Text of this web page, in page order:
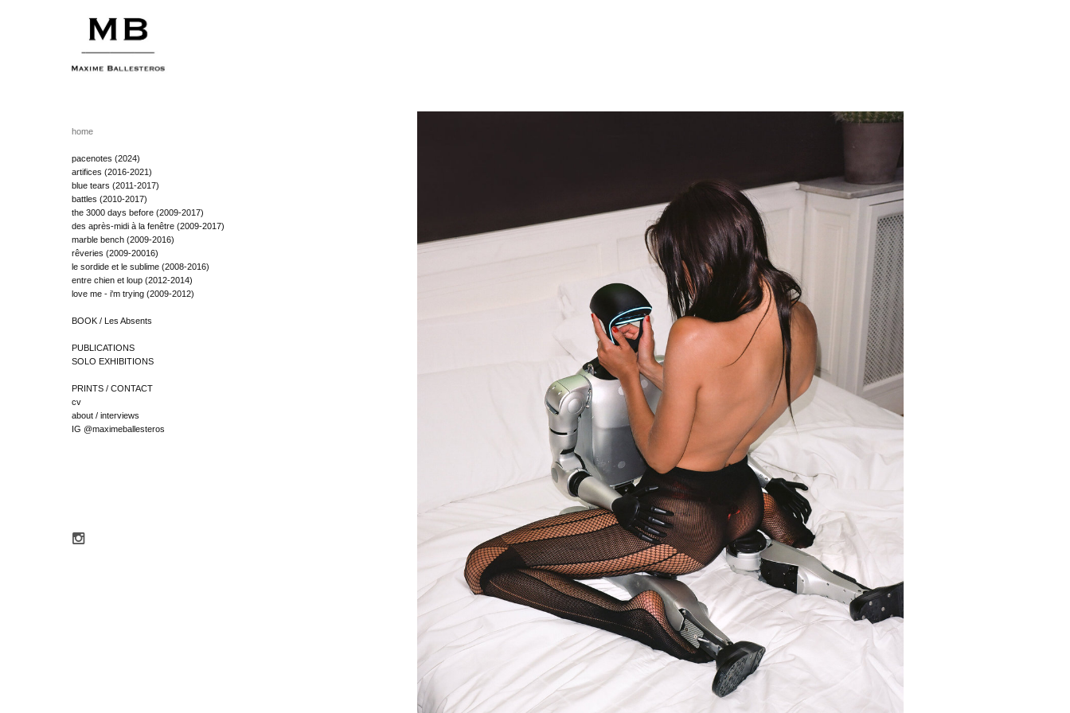
home
pacenotes (2024)
artifices (2016-2021)
blue tears (2011-2017)
battles (2010-2017)
the 3000 days before (2009-2017)
des après-midi à la fenêtre (2009-2017)
marble bench (2009-2016)
rêveries (2009-20016)
le sordide et le sublime (2008-2016)
entre chien et loup (2012-2014)
love me - i'm trying (2009-2012)
BOOK / Les Absents
PUBLICATIONS
SOLO EXHIBITIONS
PRINTS / CONTACT
cv
about / interviews
IG @maximeballesteros